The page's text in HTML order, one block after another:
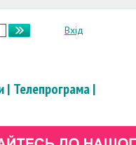
Вхід
| Телепрограма|